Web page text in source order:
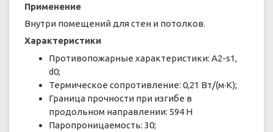
Применение
Внутри помещений для стен и потолков.
Характеристики
Противопожарные характеристики: A2-s1,
d0;
Термическое сопротивление: 0,21 Вт/(м·К);
Граница прочности при изгибе в
продольном направлении: 594 Н
Паропроницаемость: 30;